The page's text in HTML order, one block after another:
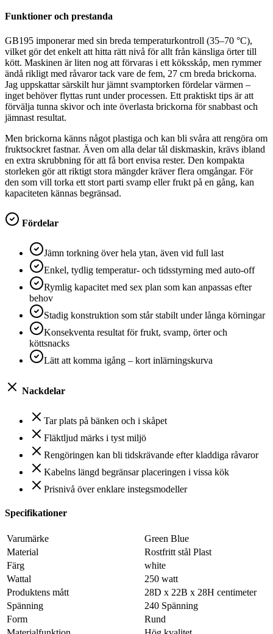
Funktioner och prestanda
GB195 imponerar med sin breda temperaturkontroll (35–70 °C),
vilket gör det enkelt att hitta rätt nivå för allt från känsliga örter till
kött. Maskinen är liten nog att förvaras i ett köksskåp, men rymmer
ändå rikligt med råvaror tack vare de fem, 27 cm breda brickorna.
Jag uppskattar särskilt hur jämnt svamptorken fördelar värmen –
inget behöver flyttas runt under processen. Ett praktiskt tips är att
förvälja tunna skivor och inte överlasta brickorna för snabbast och
jämnast resultat.
Men brickorna känns något plastiga och kan bli svåra att rengöra om
fruktsockret fastnar. Även om alla delar tål diskmaskin, krävs ibland
en extra skrubbning för att få bort envisa rester. Den kompakta
storleken gör att riktigt stora mängder kräver flera omgångar. För
den som vill torka ett stort parti svamp eller frukt på en gång, kan
kapaciteten kännas begränsad.
Fördelar
Jämn torkning över hela ytan, även vid full last
Enkel, tydlig temperatur- och tidsstyrning med auto-off
Rymlig kapacitet med sex plan som kan anpassas efter
behov
Stadig konstruktion som står stabilt under långa körningar
Konsekventa resultat för frukt, svamp, örter och
köttsnacks
Lätt att komma igång – kort inlärningskurva
Nackdelar
Tar plats på bänken och i skåpet
Fläktljud märks i tyst miljö
Rengöringen kan bli tidskrävande efter kladdiga råvaror
Kabelns längd begränsar placeringen i vissa kök
Prisnivå över enklare instegsmodeller
Specifikationer
Varumärke
Green Blue
Material
Rostfritt stål Plast
Färg
white
Wattal
250 watt
Produktens mått
28D x 22B x 28H centimeter
Spänning
240 Spänning
Form
Rund